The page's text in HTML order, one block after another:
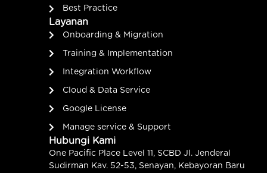
Best Practice
Layanan
Onboarding & Migration
Training & Implementation
Integration Workflow
Cloud & Data Service
Google License
Manage service & Support
Hubungi Kami
One Pacific Place Level 11, SCBD Jl. Jenderal
Sudirman Kav. 52-53, Senayan, Kebayoran Baru